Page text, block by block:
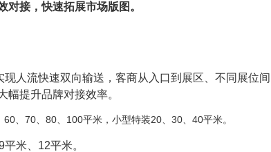
接，快速拓展市场版图。
人流快速双向输送，客商从入口到展区、不同展位间
提升品牌对接效率。
、70、80、100平米，小型特装20、30、40平米。
米、12平米。